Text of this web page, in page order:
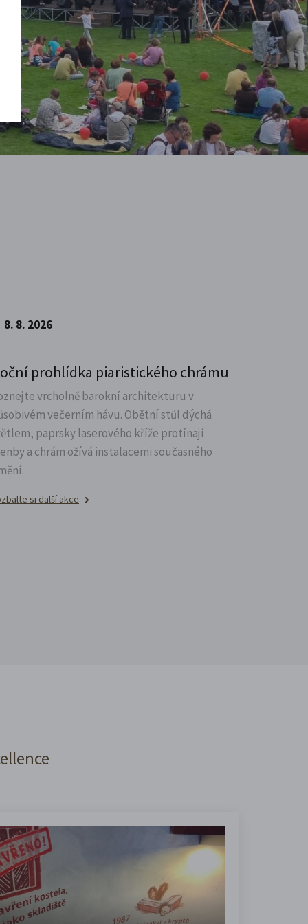
8. 8. 2026
prohlídka piaristického chrámu
vrcholně barokní architekturu v
večerním hávu. Obětní stůl dýchá
paprsky laserového kříže protínají
a chrám ožívá instalacemi současného
si další akce